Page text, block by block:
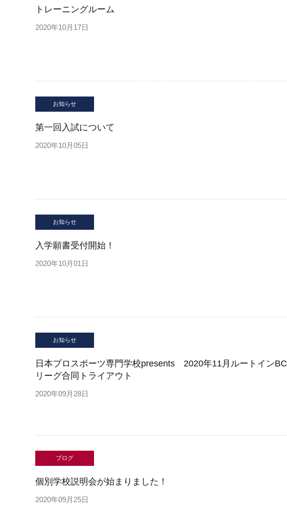
トレーニングルーム
2020年10月17日
お知らせ
第一回入試について
2020年10月05日
お知らせ
入学願書受付開始！
2020年10月01日
お知らせ
日本プロスポーツ専門学校presents 2020年11月ルートインBC
リーグ合同トライアウト
2020年09月28日
ブログ
個別学校説明会が始まりました！
2020年09月25日